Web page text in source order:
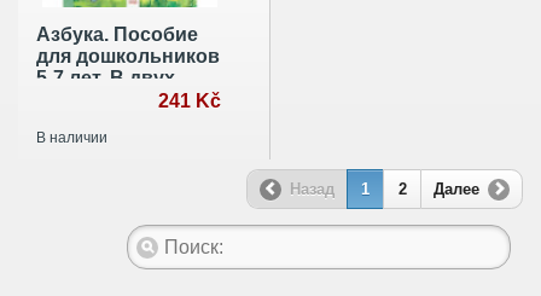
Азбука. Пособие
для дошкольников
5-7 лет. В двух
241 Kč
В наличии
Назад 1 2 Далее